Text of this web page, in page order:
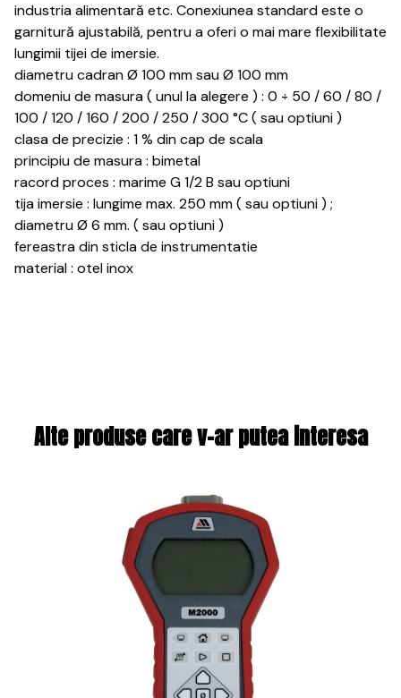
industria alimentară etc. Conexiunea standard este o
garnitură ajustabilă, pentru a oferi o mai mare flexibilitate
lungimii tijei de imersie.
diametru cadran Ø 100 mm sau Ø 100 mm
domeniu de masura ( unul la alegere ) : 0 ÷ 50 / 60 / 80 /
100 / 120 / 160 / 200 / 250 / 300 °C ( sau optiuni )
clasa de precizie : 1 % din cap de scala
principiu de masura : bimetal
racord proces : marime G 1/2 B sau optiuni
tija imersie : lungime max. 250 mm ( sau optiuni ) ;
diametru Ø 6 mm. ( sau optiuni )
fereastra din sticla de instrumentatie
material : otel inox
Alte produse care v-ar putea interesa